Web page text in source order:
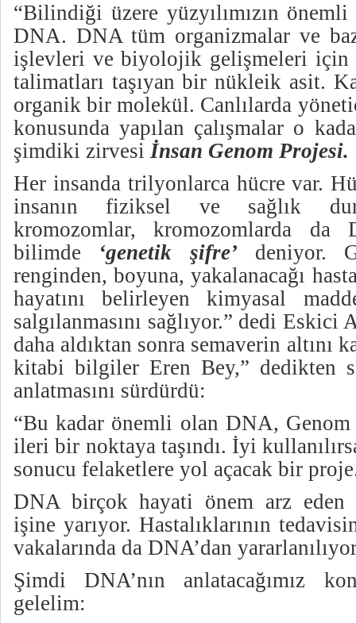
“Bilindiği üzere yüzyılımızın
DNA. DNA tüm organizmalar ve
işlevleri ve biyolojik gelişmeleri için
talimatları taşıyan bir nükleik asit.
organik bir molekül. Canlılarda
konusunda yapılan çalışmalar o
şimdiki zirvesiİnsan Genom Projesi.
Her insanda trilyonlarca hücre var.
insanın fiziksel ve sağlık
kromozomlar, kromozomlarda
bilimde ‘genetik şifre’ deniyor.
renginden, boyuna, yakalanacağı
hayatını belirleyen kimyasal
salgılanmasını sağlıyor.” dedi
daha aldıktan sonra semaverin altını
kitabi bilgiler Eren Bey,” dedikten
anlatmasını sürdürdü:
“Bu kadar önemli olan DNA,
ileri bir noktaya taşındı. İyi
sonucu felaketlere yol açacak bir
DNA birçok hayati önem arz eden
işine yarıyor. Hastalıklarının
vakalarında da DNA’dan
Şimdi DNA’nın anlatacağımız
gelelim: